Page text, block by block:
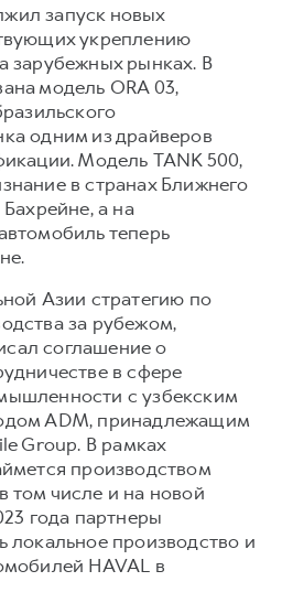
запуск новых
укреплению
зарубежных рынках. В
модель ORA 03,
одним из драйверов
Модель TANK 500,
в странах Ближнего
а на
теперь
Азии стратегию по
за рубежом,
соглашение о
в сфере
с узбекским
ADM, принадлежащим
Group. В рамках
производством
том числе и на новой
года партнеры
локальное производство и
HAVAL в